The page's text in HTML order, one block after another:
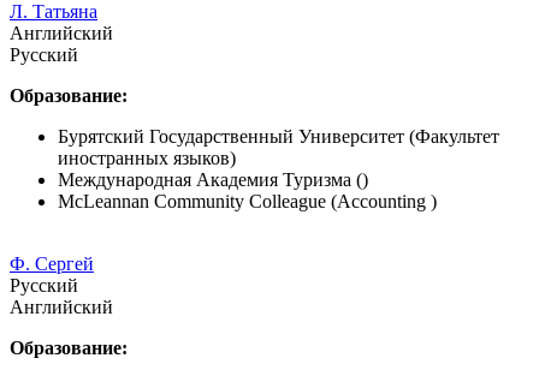
Л. Татьяна
Английский
Русский
Образование:
Бурятский Государственный Университет (Факультет
иностранных языков)
Международная Академия Туризма ()
McLeannan Community Colleague (Accounting )
Ф. Сергей
Русский
Английский
Образование: